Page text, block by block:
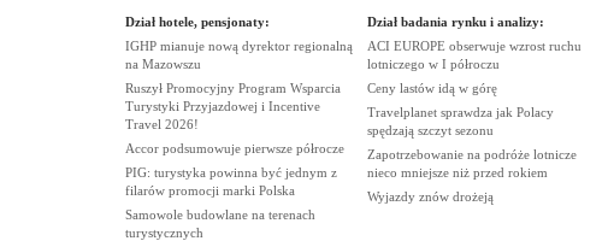
Dział hotele, pensjonaty:
IGHP mianuje nową dyrektor regionalną
na Mazowszu
Ruszył Promocyjny Program Wsparcia
Turystyki Przyjazdowej i Incentive
Travel 2026!
Accor podsumowuje pierwsze półrocze
PIG: turystyka powinna być jednym z
filarów promocji marki Polska
Samowole budowlane na terenach
turystycznych
Dział badania rynku i analizy:
ACI EUROPE obserwuje wzrost ruchu
lotniczego w I półroczu
Ceny lastów idą w górę
Travelplanet sprawdza jak Polacy
spędzają szczyt sezonu
Zapotrzebowanie na podróże lotnicze
nieco mniejsze niż przed rokiem
Wyjazdy znów drożeją